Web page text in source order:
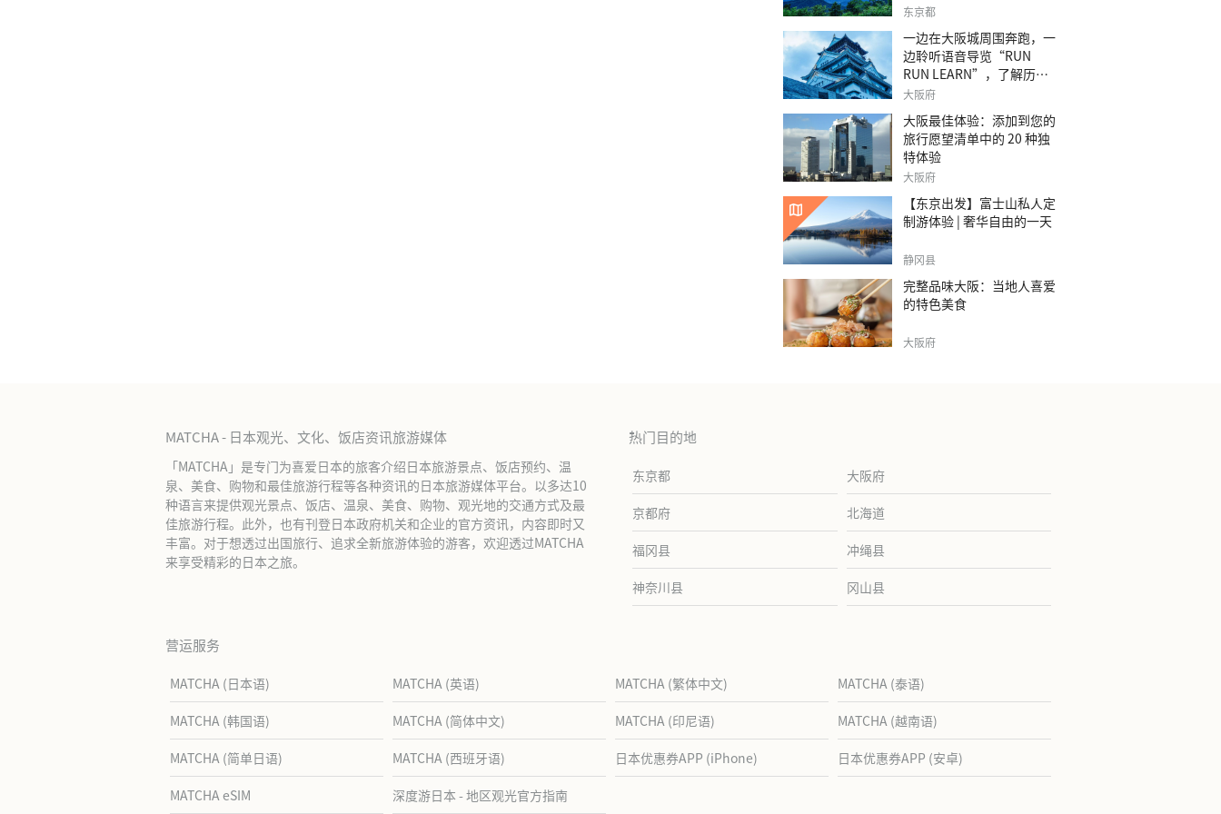
之旅。
东京都
一边在大阪城周围奔跑，一
边聆听语音导览“RUN
RUN LEARN”，了解历
史。
大阪府
大阪最佳体验：添加到您的
旅行愿望清单中的 20 种独
特体验
大阪府
【东京出发】富士山私人定
制游体验 | 奢华自由的一天
静冈县
完整品味大阪：当地人喜爱
的特色美食
大阪府
MATCHA - 日本观光、文化、饭店资讯旅游媒体
「MATCHA」是专门为喜爱日本的旅客介绍日本旅游景点、饭店预约、温
泉、美食、购物和最佳旅游行程等各种资讯的日本旅游媒体平台。以多达10
种语言来提供观光景点、饭店、温泉、美食、购物、观光地的交通方式及最
佳旅游行程。此外，也有刊登日本政府机关和企业的官方资讯，内容即时又
丰富。对于想透过出国旅行、追求全新旅游体验的游客，欢迎透过MATCHA
来享受精彩的日本之旅。
热门目的地
东京都 大阪府
京都府 北海道
福冈县 冲绳县
神奈川县 冈山县
营运服务
MATCHA (日本语) MATCHA (英语) MATCHA (繁体中文) MATCHA (泰语)
MATCHA (韩国语) MATCHA (简体中文) MATCHA (印尼语) MATCHA (越南语)
MATCHA (简单日语) MATCHA (西班牙语) 日本优惠券APP (iPhone) 日本优惠券APP (安卓)
MATCHA eSIM 深度游日本 - 地区观光官方指南